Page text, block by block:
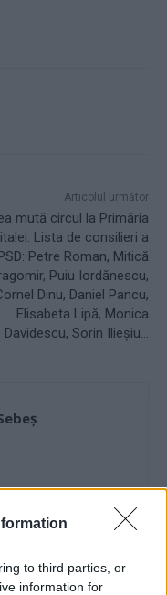
to third parties, or
information for
Articolul următor
mută circul la Primăria
Lista de consilieri a
PSD: Petre Roman, Mitică
Puiu Iordănescu,
Dinu, Daniel Pancu,
Elisabeta Lipă, Monica
Davidescu, Sorin Ilieșiu…